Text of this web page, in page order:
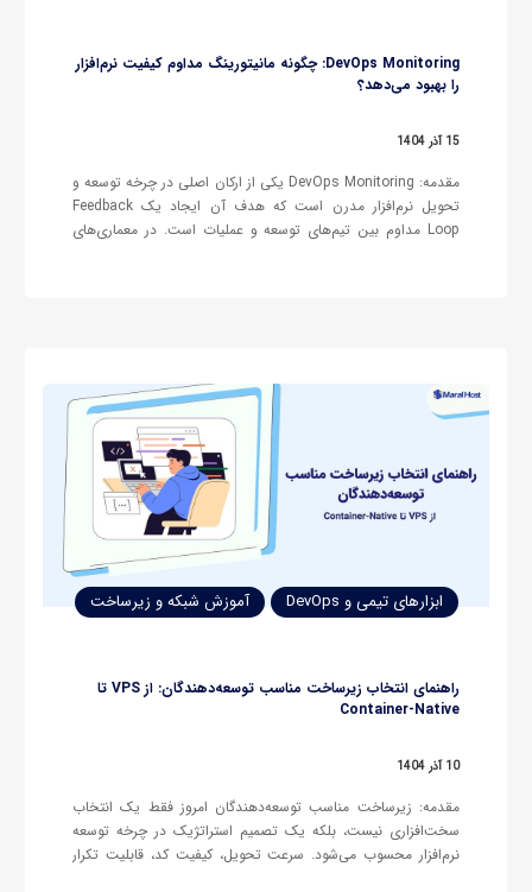
DevOps Monitoring: چگونه مانیتورینگ مداوم کیفیت نرم‌افزار
را بهبود می‌دهد؟
15 آذر 1404
مقدمه: DevOps Monitoring یکی از ارکان اصلی در چرخه توسعه و
تحویل نرم‌افزار مدرن است که هدف آن ایجاد یک Feedback
Loop مداوم بین تیم‌های توسعه و عملیات است. در معماری‌های
ابزارهای تیمی و DevOps آموزش شبکه و زیرساخت
راهنمای انتخاب زیرساخت مناسب توسعه‌دهندگان: از VPS تا
Container-Native
10 آذر 1404
مقدمه: زیرساخت مناسب توسعه‌دهندگان امروز فقط یک انتخاب
سخت‌افزاری نیست، بلکه یک تصمیم استراتژیک در چرخه توسعه
نرم‌افزار محسوب می‌شود. سرعت تحویل، کیفیت کد، قابلیت تکرار